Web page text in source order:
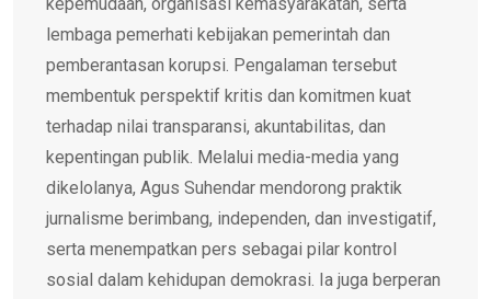
lembaga pemerhati kebijakan pemerintah dan
pemberantasan korupsi. Pengalaman tersebut
membentuk perspektif kritis dan komitmen kuat
terhadap nilai transparansi, akuntabilitas, dan
kepentingan publik. Melalui media-media yang
dikelolanya, Agus Suhendar mendorong praktik
jurnalisme berimbang, independen, dan investigatif,
serta menempatkan pers sebagai pilar kontrol
sosial dalam kehidupan demokrasi. Ia juga berperan